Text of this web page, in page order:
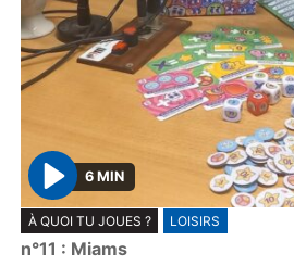
P
l
a
6 MIN
À QUOI TU JOUES ? LOISIRS
n°11 : Miams